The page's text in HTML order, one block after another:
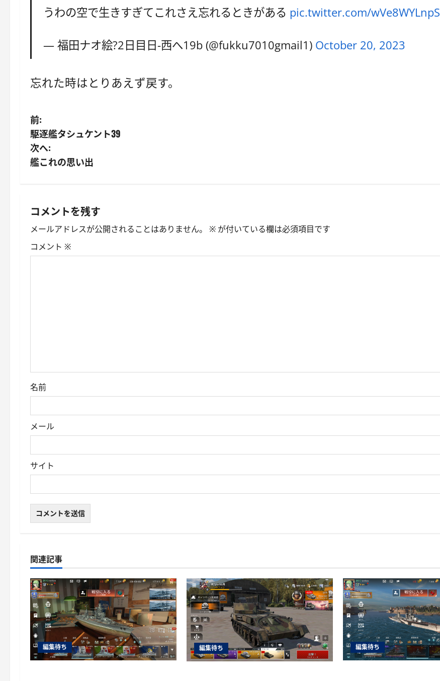
うわの空で生きすぎてこれさえ忘れるときがある pic.twitter.com/wVe8WYLnpS
— 福田ナオ絵?2日目日-西へ19b (@fukku7010gmail1) October 20, 2023
忘れた時はとりあえず戻す。
投
稿
ナ
ゲ
ー
シ
前:
駆逐艦タシュケント39
次へ:
艦これの思い出
コメントを残す
メールアドレスが公開されることはありません。 ※ が付いている欄は必須項目です
コメント ※
名前
メール
サイト
関連記事
編集待ち 編集待ち 編集待ち